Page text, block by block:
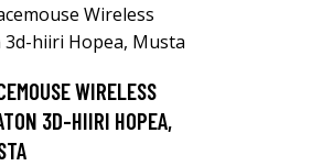
WIRELESS
3D-HIIRI HOPEA,